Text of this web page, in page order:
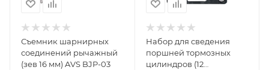
Съемник шарнирных
соединений рычажный
(зев 16 мм) AVS BJP-03
Набор для сведения
поршней тормозных
цилиндров (12